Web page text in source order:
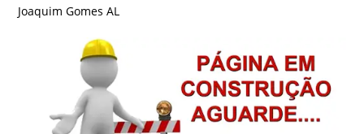
Joaquim Gomes AL